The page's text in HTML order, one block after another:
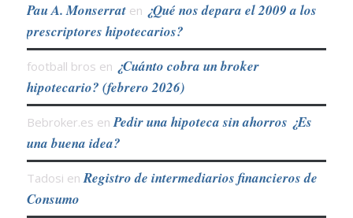
Pau A. Monserraten ¿Qué nos depara el 2009 a los
prescriptores hipotecarios?
football bros en ¿Cuánto cobra un broker
hipotecario? (febrero 2026)
Bebroker.es enPedir una hipoteca sin ahorros ¿Es
una buena idea?
Tadosi enRegistro de intermediarios financieros de
Consumo